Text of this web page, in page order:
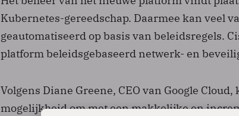
Kubernetes-gereedschap. Daarmee kan veel
geautomatiseerd op basis van beleidsregels.
platform beleidsgebaseerd netwerk- en
Volgens Diane Greene, CEO van Google
mogelijkheid om met een makkelijke en